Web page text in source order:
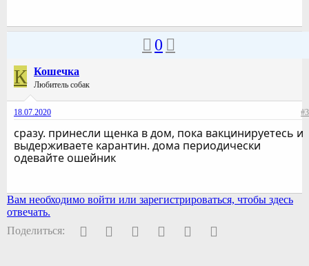
0
К Кошечка
Любитель собак
18.07.2020 #3
сразу. принесли щенка в дом, пока вакцинируетесь и
выдерживаете карантин. дома периодически
одевайте ошейник
Вам необходимо войти или зарегистрироваться, чтобы здесь
отвечать.
Поделиться:
FacebookTwitter PinterestWhatsAppЭлектронная почта